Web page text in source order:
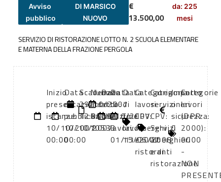
Avviso
pubblico
DI MARSICO
NUOVO
€
13.500,00
da: 225
mesi
SERVIZIO DI RISTORAZIONE LOTTO N. 2 SCUOLA ELEMENTARE
E MATERNA DELLA FRAZIONE PERGOLA
Inizio
presentazione
istanze:
10/10/2007
00:00
Data
di
pubblicazione:
10/10/2007
00:00
Scadenza:
29/10/2007
12:00
Numero
atto:
BANDO
10533
Data
atto:
09/10/2007
Data
di
inizio
lavori:
01/11/2007
Data
di
fine
lavori:
15/06/2008
Categoria
lavori
CPV:
Alberghi
e
ristoranti
Categoria
servizi
CPV:
Servizi
alberghieri
e di
ristorazione
Importo
oneri
sicurezza:
0
Categorie
lavori
(DPR
2000):
0000
-
NON